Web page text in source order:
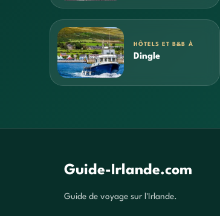
HÔTELS ET B&B À
Dingle
Guide-Irlande.com
Guide de voyage sur l'Irlande.